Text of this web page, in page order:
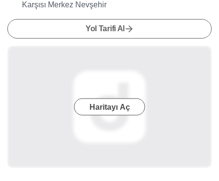
Karşısı Merkez Nevşehir
Yol Tarifi Al
Haritayı Aç